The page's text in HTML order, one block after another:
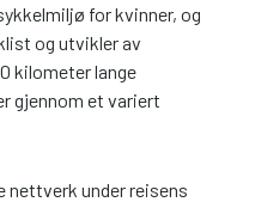
for kvinner, og
og utvikler av
kilometer lange
gjennom et variert
nettverk under reisens